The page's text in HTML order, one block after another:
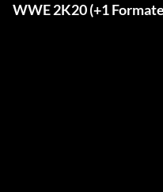
WWE 2K20 (+1